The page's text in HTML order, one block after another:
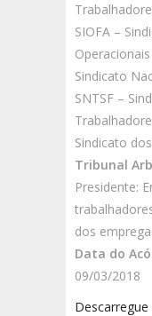
SIOFA –
Sindicato
SNTSF –
Sindicato
Tribunal
Presidente:
dos
Data do
09/03/2018
Descarregue